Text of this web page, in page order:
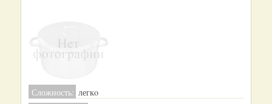
Сложность: легкo